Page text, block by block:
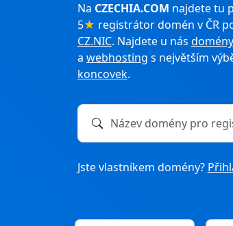
Na CZECHIA.COM najdete tu
5★ registrátor domén v ČR
CZ.NIC. Najdete u nás domény
a webhosting s největším
koncovek.
Název domény k registraci
Jste vlastníkem domény?